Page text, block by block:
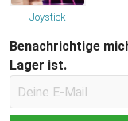
Joystick
Benachrichtige
Lager ist.